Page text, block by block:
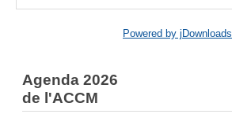
Powered by jDownloads
Agenda 2026
de l'ACCM